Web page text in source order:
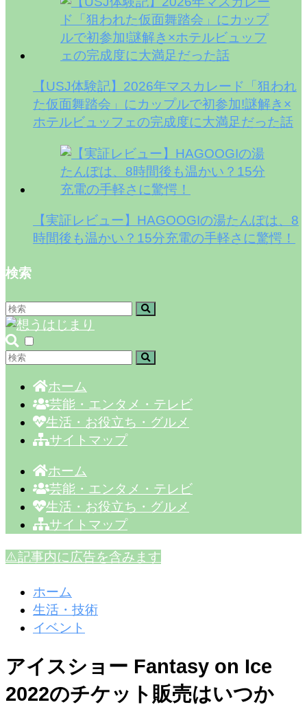
【USJ体験記】2026年マスカレード「狙われ
た仮面舞踏会」にカップルで初参加!謎解き×
ホテルビュッフェの完成度に大満足だった話
【実証レビュー】HAGOOGIの湯たんぽは、8
時間後も温かい？15分充電の手軽さに驚愕！
検索
ホーム
芸能・エンタメ・テレビ
生活・お役立ち・グルメ
サイトマップ
ホーム
芸能・エンタメ・テレビ
生活・お役立ち・グルメ
サイトマップ
⚠️記事内に広告を含みます
ホーム
生活・技術
イベント
アイスショー Fantasy on Ice
2022のチケット販売はいつか